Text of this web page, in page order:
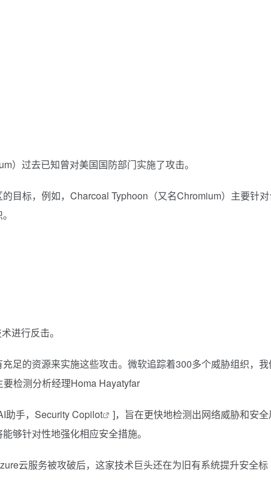
）过去已知曾对美国国防部门实施了攻击。
目标，例如，Charcoal Typhoon（又名Chromium）主要针
进行反击。
足的资源来实施这些攻击。微软追踪着300多个威胁组织，
检测分析经理Homa Hayatyfar
助手，Security Copilot
]，旨在更快地检测出网络威胁和安
够针对性地强化相应安全措施。
云服务被攻破后，这家技术巨头还在为旧有系统提升安全标